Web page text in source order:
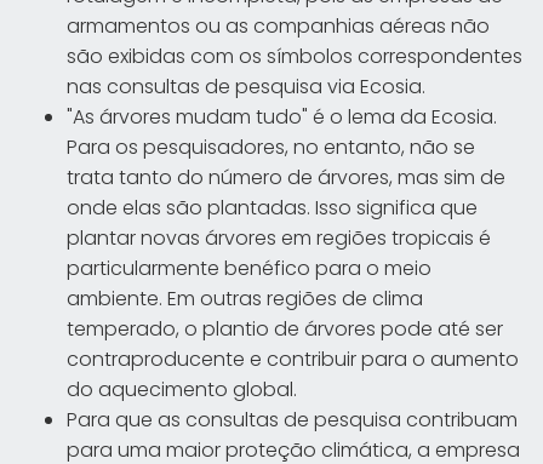
armamentos ou as companhias aéreas não
são exibidas com os símbolos correspondentes
nas consultas de pesquisa via Ecosia.
"As árvores mudam tudo" é o lema da Ecosia.
Para os pesquisadores, no entanto, não se
trata tanto do número de árvores, mas sim de
onde elas são plantadas. Isso significa que
plantar novas árvores em regiões tropicais é
particularmente benéfico para o meio
ambiente. Em outras regiões de clima
temperado, o plantio de árvores pode até ser
contraproducente e contribuir para o aumento
do aquecimento global.
Para que as consultas de pesquisa contribuam
para uma maior proteção climática, a empresa